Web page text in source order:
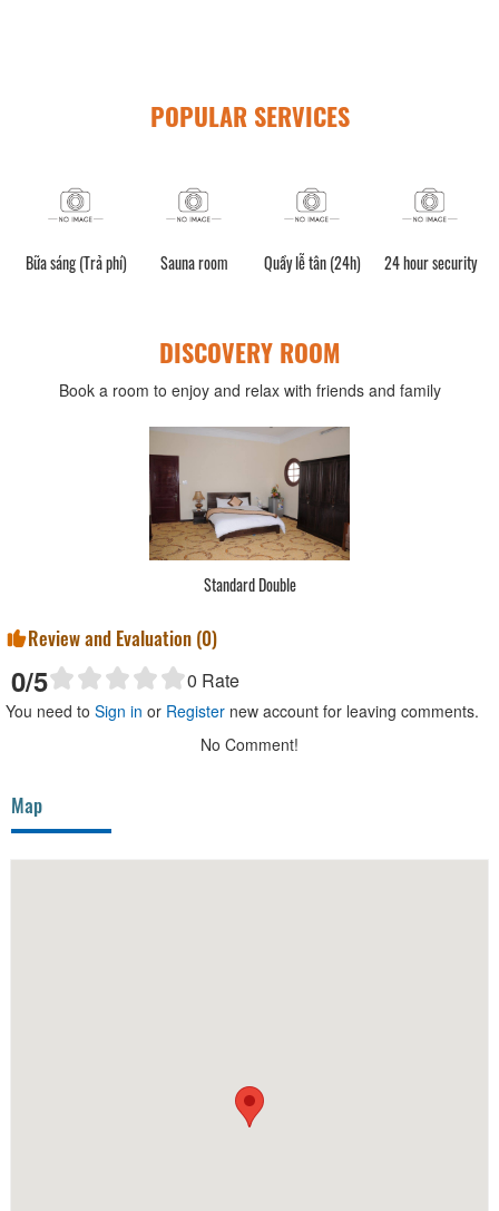
POPULAR SERVICES
Bữa sáng (Trả phí) Sauna room Quầy lễ tân (24h) 24 hour security
DISCOVERY ROOM
Book a room to enjoy and relax with friends and family
Standard Double
Review and Evaluation (0)
0/5 0 Rate
You need to Sign in or Register new account for leaving comments.
No Comment!
Map